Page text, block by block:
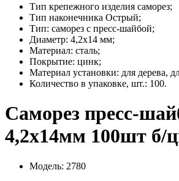
Тип крепежного изделия саморез;
Тип наконечника Острый;
Тип: саморез с пресс-шайбой;
Диаметр: 4,2x14 мм;
Материал: сталь;
Покрытие: цинк;
Материал установки: для дерева,
Количество в упаковке, шт.: 100.
Саморез пресс-
4,2x14мм 100шт б/
Модель: 2780